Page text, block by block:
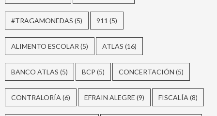
#TRAGAMONEDAS (5) 911 (5)
ALIMENTO ESCOLAR (5) ATLAS (16)
BANCO ATLAS (5) BCP (5) CONCERTACIÓN (5)
CONTRALORÍA (6) EFRAIN ALEGRE (9) FISCALÍA (8)